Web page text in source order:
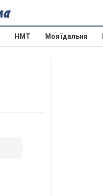
НМТ Моя їдальня